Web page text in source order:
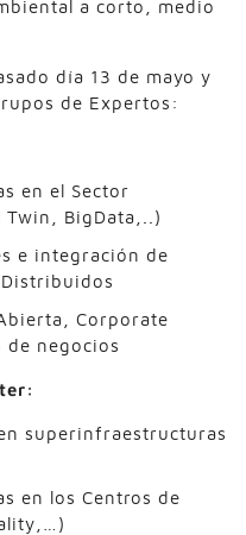
a corto, medio
día 13 de mayo y
de Expertos:
en el Sector
BigData,..)
e integración de
Corporate
de negocios
superinfraestructuras
en los Centros de